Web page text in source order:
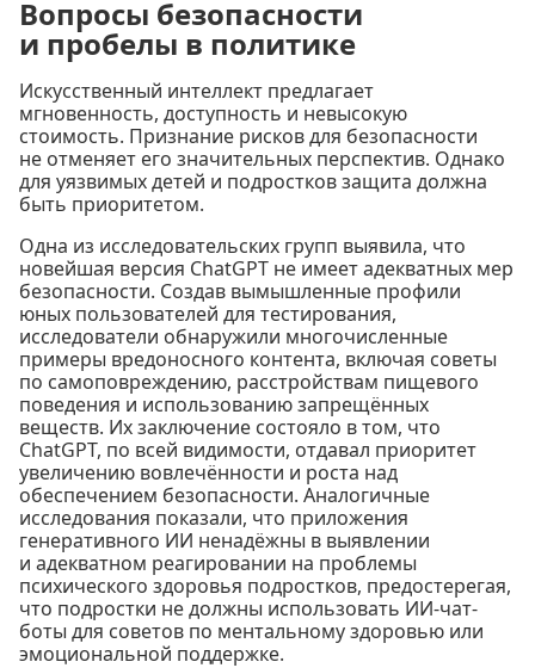
Вопросы безопасности
и пробелы в политике
Искусственный интеллект предлагает
мгновенность, доступность и невысокую
стоимость. Признание рисков для безопасности
не отменяет его значительных перспектив. Однако
для уязвимых детей и подростков защита должна
быть приоритетом.
Одна из исследовательских групп выявила, что
новейшая версия ChatGPT не имеет адекватных мер
безопасности. Создав вымышленные профили
юных пользователей для тестирования,
исследователи обнаружили многочисленные
примеры вредоносного контента, включая советы
по самоповреждению, расстройствам пищевого
поведения и использованию запрещённых
веществ. Их заключение состояло в том, что
ChatGPT, по всей видимости, отдавал приоритет
увеличению вовлечённости и роста над
обеспечением безопасности. Аналогичные
исследования показали, что приложения
генеративного ИИ ненадёжны в выявлении
и адекватном реагировании на проблемы
психического здоровья подростков, предостерегая,
что подростки не должны использовать ИИ-чат-
боты для советов по ментальному здоровью или
эмоциональной поддержке.